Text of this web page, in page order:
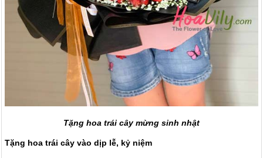
Tặng hoa trái cây mừng sinh nhật
Tặng hoa trái cây vào dịp lễ, kỷ niệm